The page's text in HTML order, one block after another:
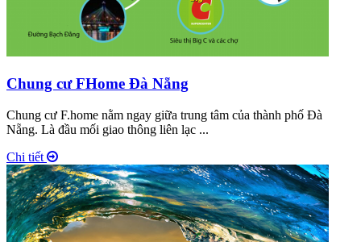
Chung cư FHome Đà Nẵng
Chung cư F.home nằm ngay giữa trung tâm của thành phố Đà
Nẵng. Là đầu mối giao thông liên lạc ...
Chi tiết